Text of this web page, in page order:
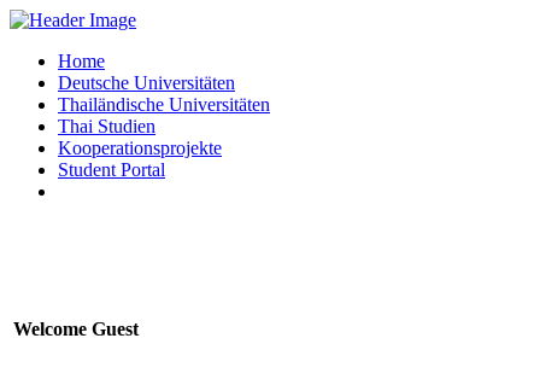
Home
Deutsche Universitäten
Thailändische Universitäten
Thai Studien
Kooperationsprojekte
Student Portal
Welcome Guest